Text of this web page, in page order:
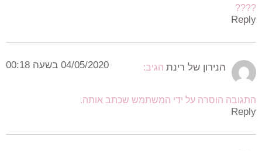
????
Reply
הנירון של רינת הגיב: 04/05/2020 בשעה 00:18
התגובה הוסרה על ידי המשתמש שכתב אותה.
Reply